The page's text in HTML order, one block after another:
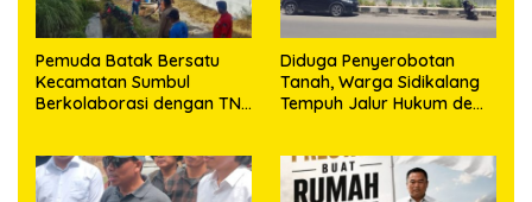
Pemuda Batak Bersatu
Kecamatan Sumbul
Berkolaborasi dengan TNI
023/KS dan HUT Ke-81
Kemerdekaan RI
Diduga Penyerobotan
Tanah, Warga Sidikalang
Tempuh Jalur Hukum demi